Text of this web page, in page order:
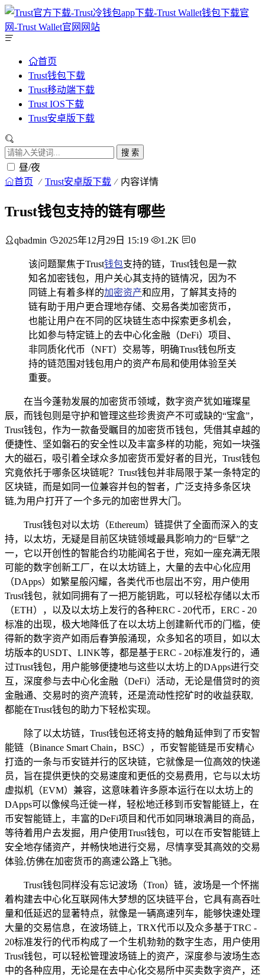
首页
Trust钱包下载
Trust移动端下载
Trust IOS下载
Trust安卓版下载
搜 索
昼/夜
首页 Trust安卓版下载 内容详情
Trust钱包支持的链有哪些
qbadmin 2025年12月29日 15:19 1.2K 0
该问题聚焦于Trust钱包支持的链，Trust钱包是一款
知名加密钱包，用户关心其支持的链情况，因为不
同链上有着多样的加密资产和应用，了解其支持的
链有助于用户更合理地存储、交易各类加密货币，
也能让用户在不同的区块链生态中探索更多机会，
比如参与特定链上的去中心化金融（DeFi）项目、
非同质化代币（NFT）交易等，明确Trust钱包所支
持的链范围对钱包用户的资产布局和使用体验至关
重要。
在当今蓬勃发展的加密货币领域，数字资产犹如璀璨星
辰，而钱包则是守护和管理这些珍贵资产不可或缺的“宝盒”，
Trust钱包，作为一款备受瞩目的加密货币钱包，凭借其卓越的
便捷性、坚如磐石的安全性以及丰富多样的功能，宛如一块强
大的磁石，吸引着全球众多加密货币爱好者的目光，Trust钱包
究竟依托于哪条区块链呢？Trust钱包并非局限于某一条特定的
区块链，而是如同一位兼容并包的智者，广泛支持多条区块
链,为用户打开了一个多元的加密世界大门。
Trust钱包对以太坊（Ethereum）链提供了全面而深入的支
持，以太坊，无疑是目前区块链领域最具影响力的“巨擘”之
一，它以开创性的智能合约功能闻名于世，宛如一座充满无限
可能的数字创新工厂，在以太坊链上，大量的去中心化应用
（DApps）如繁星般闪耀，各类代币也层出不穷，用户使用
Trust钱包，就如同拥有了一把万能钥匙，可以轻松存储以太币
（ETH），以及以太坊上发行的各种ERC - 20代币，ERC - 20
标准的出现，极大地降低了在以太坊上创建新代币的门槛，使
得新的数字资产如雨后春笋般涌现，众多知名的项目，如以太
坊版本的USDT、LINK等，都是基于ERC - 20标准发行的，通
过Trust钱包，用户能够便捷地与这些以太坊上的DApps进行交
互，深度参与去中心化金融（DeFi）活动，无论是借贷时的资
金融通、交易时的资产流转，还是流动性挖矿时的收益获取,
都能在Trust钱包的助力下轻松实现。
除了以太坊链，Trust钱包还将支持的触角延伸到了币安智
能链（Binance Smart Chain，BSC），币安智能链是币安精心
打造的一条与币安链并行的区块链，它就像是一位高效的快递
员，旨在提供更快的交易速度和更低的交易费用，它与以太坊
虚拟机（EVM）兼容，这意味着许多原本运行在以太坊上的
DApps可以像候鸟迁徙一样，轻松地迁移到币安智能链上，在
币安智能链上，丰富的DeFi项目和代币如同琳琅满目的商品，
等待着用户去发掘，用户使用Trust钱包，可以在币安智能链上
安全地存储资产，并畅快地进行交易，尽情享受其高效的交易
体验,仿佛在加密货币的高速公路上飞驰。
Trust钱包同样没有忘记波场（Tron）链，波场是一个怀揣
着构建去中心化互联网伟大梦想的区块链平台，它具有高吞吐
量和低延迟的显著特点，就像是一辆高速列车，能够快速处理
大量的交易信息，在波场链上，TRX代币以及众多基于TRC -
20标准发行的代币构成了一个生机勃勃的数字生态，用户使用
Trust钱包，可以轻松管理波场链上的资产，深度参与波场生态
中的各种应用，无论是在去中心化交易所中买卖数字资产，还